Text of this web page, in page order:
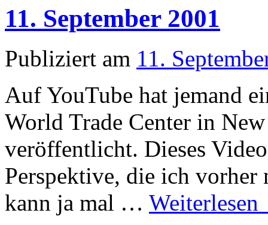
11. September 2001
Publiziert am 11.
Auf YouTube hat jemand
World Trade Center in
veröffentlicht. Dieses
Perspektive, die ich vorher
kann ja mal … Weiterlesen